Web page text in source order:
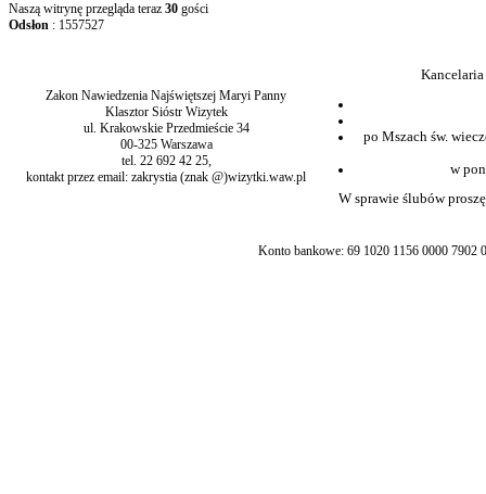
Naszą witrynę przegląda teraz 30 gości
Odsłon : 1557527
Zakon Nawiedzenia Najświętszej Maryi Panny
Klasztor Sióstr Wizytek
ul. Krakowskie Przedmieście 34
00-325 Warszawa
tel. 22 692 42 25,
kontakt przez email: zakrystia (znak @)wizytki.waw.pl
po Mszach św.
w
W sprawie ślubów
Konto bankowe: 69 1020 1156 0000 7902